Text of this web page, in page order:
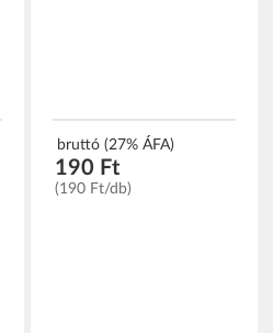
bruttó (27% ÁFA)
190 Ft
(190 Ft/db)